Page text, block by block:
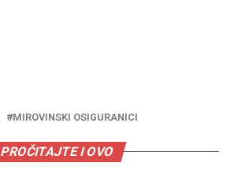
MIROVINSKI OSIGURANICI
PROČITAJTE I OVO